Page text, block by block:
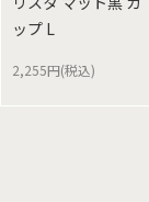
ップ L
2,255円(税込)